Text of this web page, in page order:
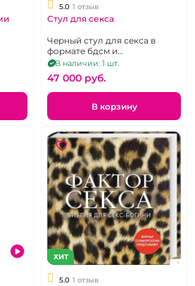
5.0 1 отзыв
Стул для секса
Черный стул для секса в
формате бдсм и
гинекологического кресла.
Размеры: 105 x 42 x 17 см.
В наличии: 1 шт.
47 000 pуб.
В корзину
ХИТ
5.0 1 отзыв